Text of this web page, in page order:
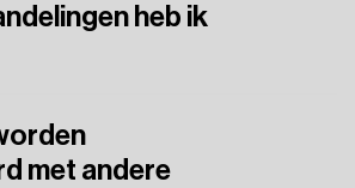
heb ik
met andere